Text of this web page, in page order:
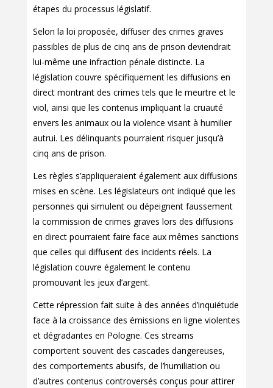
étapes du processus législatif.
Selon la loi proposée, diffuser des crimes graves
passibles de plus de cinq ans de prison deviendrait
lui-même une infraction pénale distincte. La
législation couvre spécifiquement les diffusions en
direct montrant des crimes tels que le meurtre et le
viol, ainsi que les contenus impliquant la cruauté
envers les animaux ou la violence visant à humilier
autrui. Les délinquants pourraient risquer jusqu’à
cinq ans de prison.
Les règles s’appliqueraient également aux diffusions
mises en scène. Les législateurs ont indiqué que les
personnes qui simulent ou dépeignent faussement
la commission de crimes graves lors des diffusions
en direct pourraient faire face aux mêmes sanctions
que celles qui diffusent des incidents réels. La
législation couvre également le contenu
promouvant les jeux d’argent.
Cette répression fait suite à des années d’inquiétude
face à la croissance des émissions en ligne violentes
et dégradantes en Pologne. Ces streams
comportent souvent des cascades dangereuses,
des comportements abusifs, de l’humiliation ou
d’autres contenus controversés conçus pour attirer